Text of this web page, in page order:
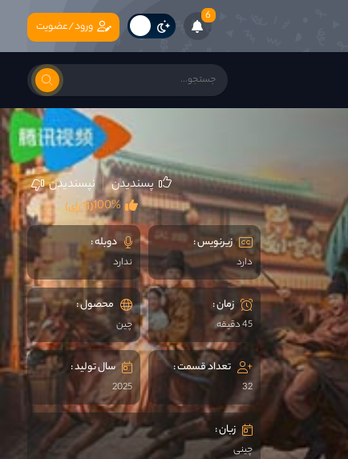
6
ورود/عضویت
پسندیدن نپسندیدن
(11 رای)100%
زیرنویس :
دارد
دوبله :
ندارد
زمان :
45 دقیقه
محصول :
چين
تعداد قسمت :
32
سال تولید :
2025
زبان :
چینی